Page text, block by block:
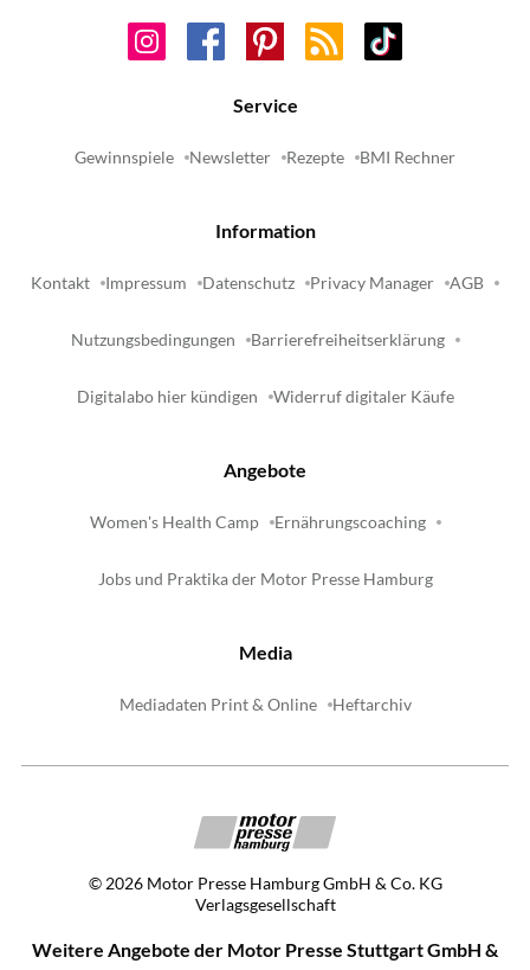
Service
Gewinnspiele Newsletter Rezepte BMI Rechner
Information
Kontakt Impressum Datenschutz Privacy Manager AGB
Nutzungsbedingungen Barrierefreiheitserklärung
Digitalabo hier kündigen Widerruf digitaler Käufe
Angebote
Women's Health Camp Ernährungscoaching
Jobs und Praktika der Motor Presse Hamburg
Media
Mediadaten Print & Online Heftarchiv
© 2026 Motor Presse Hamburg GmbH & Co. KG
Verlagsgesellschaft
Weitere Angebote der Motor Presse Stuttgart GmbH &